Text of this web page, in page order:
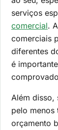
serviços
comercial.
comerciais
diferentes
é
Além disso,
pelo menos
orçamento